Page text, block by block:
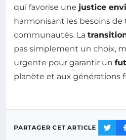
qui favorise une justice
harmonisant les besoins de
communautés. La
pas simplement un choix,
urgente pour garantir un
planète et aux générations
PARTAGER CET ARTICLE